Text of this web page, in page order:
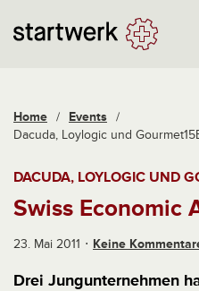
Home / Events /
Dacuda, Loylogic und
DACUDA, LOYLOGIC UND
Swiss Economic
23. Mai 2011 Keine
Drei Jungunternehmen